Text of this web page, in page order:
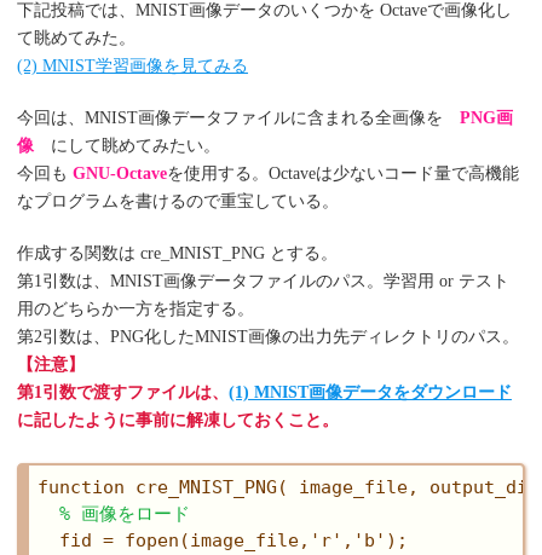
下記投稿では、MNIST画像データのいくつかを Octaveで画像化し
て眺めてみた。
(2) MNIST学習画像を見てみる
今回は、MNIST画像データファイルに含まれる全画像を PNG画
像 にして眺めてみたい。
今回も GNU-Octaveを使用する。Octaveは少ないコード量で高機能
なプログラムを書けるので重宝している。
作成する関数は cre_MNIST_PNG とする。
第1引数は、MNIST画像データファイルのパス。学習用 or テスト
用のどちらか一方を指定する。
第2引数は、PNG化したMNIST画像の出力先ディレクトリのパス。
【注意】
第1引数で渡すファイルは、 (1) MNIST画像データをダウンロード
に記したように事前に解凍しておくこと。
function cre_MNIST_PNG( image_file,
% 画像をロード
  fid = fopen(image_file,'r','b');